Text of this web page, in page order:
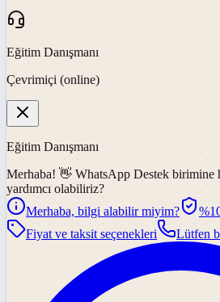
Eğitim Danışmanı
Çevrimiçi (online)
Eğitim Danışmanı
Merhaba! 👋 WhatsApp Destek birimine
yardımcı olabiliriz?
Merhaba, bilgi alabilir miyim?
Fiyat ve taksit seçenekleri
Lütfen